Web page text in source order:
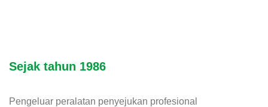
Sejak tahun 1986
Pengeluar peralatan penyejukan profesional